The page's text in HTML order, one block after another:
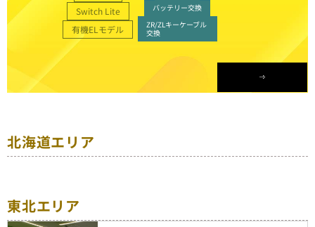
Switch Lite
有機ELモデル
バッテリー交換
ZR/ZLキーケーブル
交換
北海道エリア
東北エリア